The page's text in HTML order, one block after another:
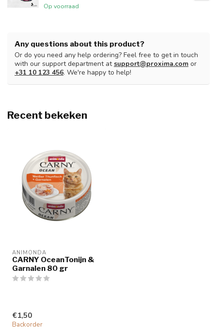
Op voorraad
Any questions about this product?
Or do you need any help ordering? Feel free to get in touch
with our support department atsupport@proxima.com or
+31 10 123 456. We're happy to help!
Recent bekeken
ANIMONDA
CARNY OceanTonijn &
Garnalen 80 gr
€1,50
Backorder